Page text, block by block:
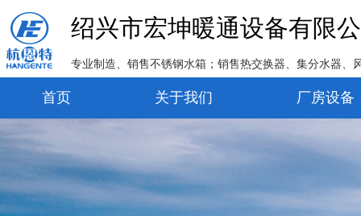
绍兴市宏坤暖通设备有限
专业制造、销售不锈钢水箱；销售热交换器、集分水器、
首页 关于我们 厂房设备